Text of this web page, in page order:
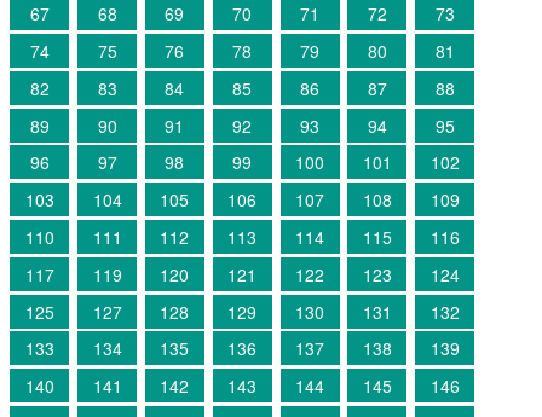
67
68 69 70 71 72
73
74
75 76 78 79 80
81
82
83 84 85 86 87
88
89
90 91 92 93 94
95
96
97 98 99 100 101
102
103
104 105 106 107 108
109
110
111 112 113 114 115
116
117
119 120 121 122 123
124
125
127 128 129 130 131
132
133
134 135 136 137 138
139
140
141 142 143 144 145
146